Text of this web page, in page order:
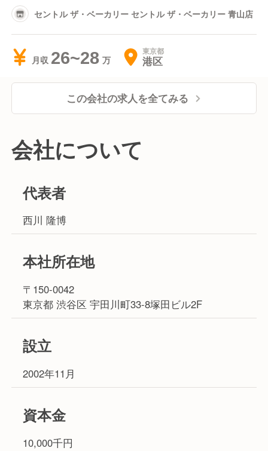
セントル ザ・ベーカリー セントル ザ・ベーカリー 青山店
月収 26~28 東京都
港区
この会社の求人を全てみる
会社について
代表者
西川 隆博
本社所在地
〒150-0042
東京都 渋谷区 宇田川町33-8塚田ビル2F
設立
2002年11月
資本金
10,000千円